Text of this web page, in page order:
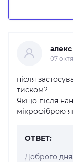
алекс
07
після
тиском?
Якщо після
мікрофіброю
ОТВЕТ:
Доброго